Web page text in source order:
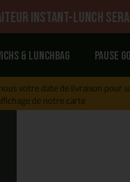
Instant-Lunch sera
& Lunchbag Pause
votre date de livraison pour
de notre carte